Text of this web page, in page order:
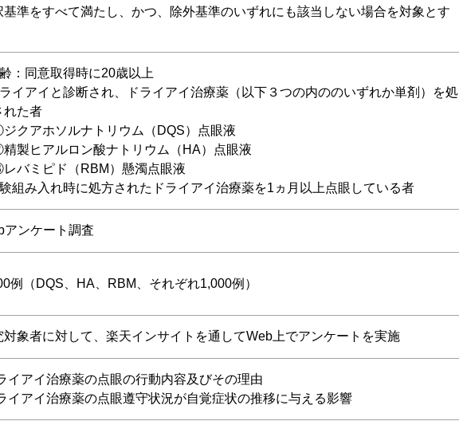
基準をすべて満たし、かつ、除外基準のいずれにも該当しない場合を対象とす
：同意取得時に20歳以上
イアイと診断され、ドライアイ治療薬（以下３つの内ののいずれか単剤）を処
れた者
クアホソルナトリウム（DQS）点眼液
製ヒアルロン酸ナトリウム（HA）点眼液
バミピド（RBM）懸濁点眼液
組み入れ時に処方されたドライアイ治療薬を1ヵ月以上点眼している者
アンケート調査
例（DQS、HA、RBM、それぞれ1,000例）
対象者に対して、楽天インサイトを通してWeb上でアンケートを実施
イアイ治療薬の点眼の行動内容及びその理由
イアイ治療薬の点眼遵守状況が自覚症状の推移に与える影響